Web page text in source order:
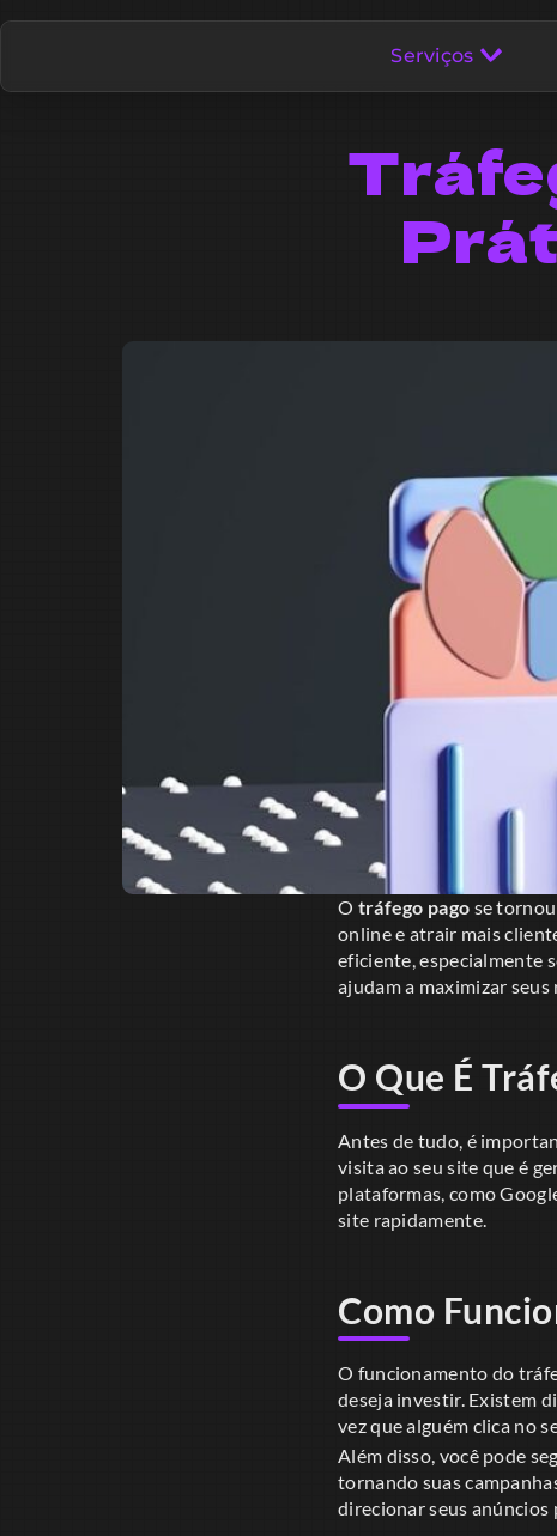
Serviços
O tráfego pago se
online e atrair mais
eficiente, especialmente
ajudam a maximizar seus
O Que É
Antes de tudo, é
visita ao seu site que é
plataformas, como
site rapidamente.
Como
O funcionamento do
deseja investir. Existem
vez que alguém clica no
Além disso, você pode
tornando suas
direcionar seus anúncios